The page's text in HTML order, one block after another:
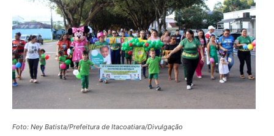
Foto: Ney Batista/Prefeitura de Itacoatiara/Divulgação